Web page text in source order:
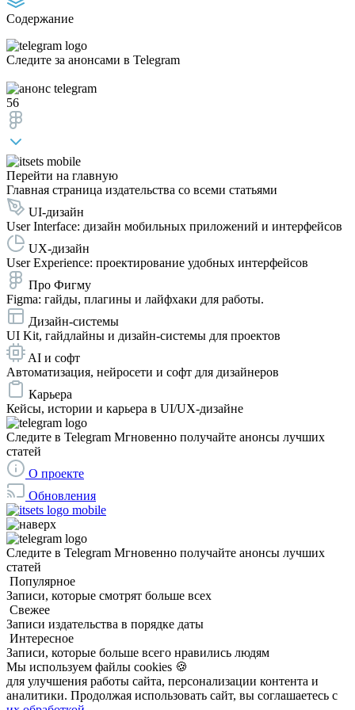
Содержание
Следите за анонсами в Telegram
56
Перейти на главную
Главная страница издательства со всеми статьями
UI-дизайн
User Interface: дизайн мобильных приложений и интерфейсов
UX-дизайн
User Experience: проектирование удобных интерфейсов
Про Фигму
Figma: гайды, плагины и лайфхаки для работы.
Дизайн-системы
UI Kit, гайдлайны и дизайн-системы для проектов
AI и софт
Автоматизация, нейросети и софт для дизайнеров
Карьера
Кейсы, истории и карьера в UI/UX-дизайне
Следите в Telegram Мгновенно получайте анонсы лучших
статей
О проекте
Обновления
Следите в Telegram Мгновенно получайте анонсы лучших
статей
Популярное
Записи, которые смотрят больше всех
Свежее
Записи издательства в порядке даты
Интересное
Записи, которые больше всего нравились людям
Мы используем файлы cookies 🍪
для улучшения работы сайта, персонализации контента и
аналитики. Продолжая использовать сайт, вы соглашаетесь с